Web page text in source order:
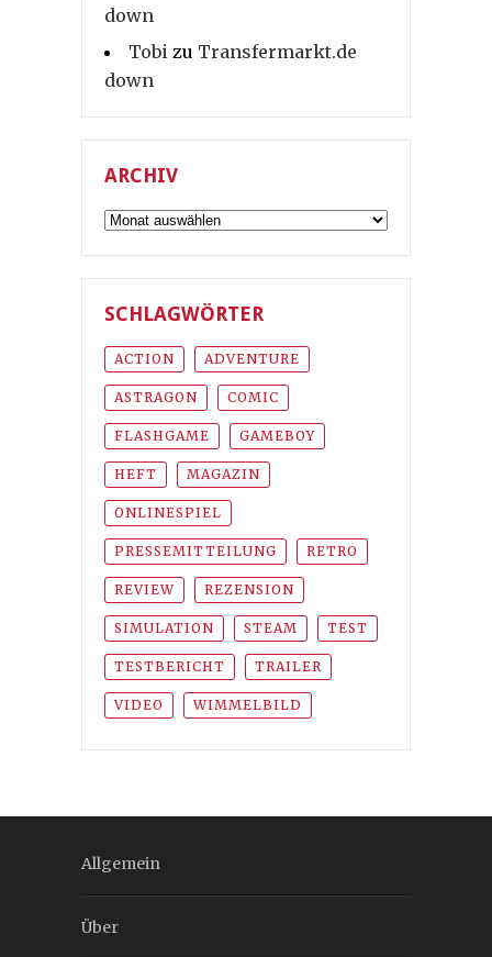
down
Tobi zu Transfermarkt.de
down
ARCHIV
Archiv
SCHLAGWÖRTER
ACTION ADVENTURE
ASTRAGON COMIC
FLASHGAME GAMEBOY
HEFT MAGAZIN
ONLINESPIEL
PRESSEMITTEILUNG RETRO
REVIEW REZENSION
SIMULATION STEAM TEST
TESTBERICHT TRAILER
VIDEO WIMMELBILD
Allgemein
Über